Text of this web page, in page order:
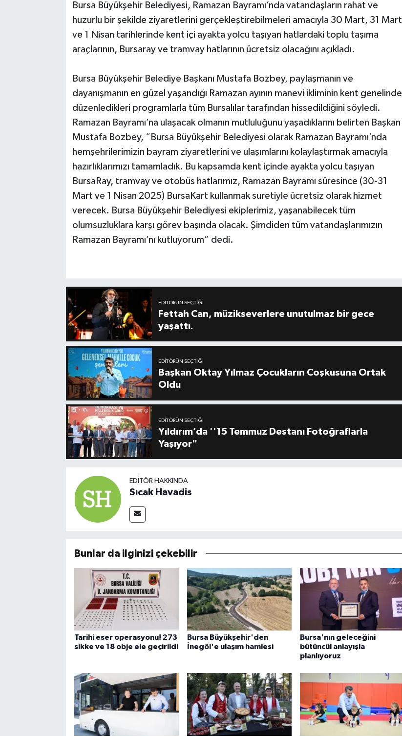
Bursa Büyükşehir Belediyesi, Ramazan Bayramı’nda vatandaşların rahat ve
huzurlu bir şekilde ziyaretlerini gerçekleştirebilmeleri amacıyla 30 Mart, 31 Mart
ve 1 Nisan tarihlerinde kent içi ayakta yolcu taşıyan hatlardaki toplu taşıma
araçlarının, Bursaray ve tramvay hatlarının ücretsiz olacağını açıkladı.
Bursa Büyükşehir Belediye Başkanı Mustafa Bozbey, paylaşmanın ve
dayanışmanın en güzel yaşandığı Ramazan ayının manevi ikliminin kent genelinde
düzenledikleri programlarla tüm Bursalılar tarafından hissedildiğini söyledi.
Ramazan Bayramı’na ulaşacak olmanın mutluluğunu yaşadıklarını belirten Başkan
Mustafa Bozbey, “Bursa Büyükşehir Belediyesi olarak Ramazan Bayramı’nda
hemşehrilerimizin bayram ziyaretlerini ve ulaşımlarını kolaylaştırmak amacıyla
hazırlıklarımızı tamamladık. Bu kapsamda kent içinde ayakta yolcu taşıyan
BursaRay, tramvay ve otobüs hatlarımız, Ramazan Bayramı süresince (30-31
Mart ve 1 Nisan 2025) BursaKart kullanmak suretiyle ücretsiz olarak hizmet
verecek. Bursa Büyükşehir Belediyesi ekiplerimiz, yaşanabilecek tüm
olumsuzluklara karşı görev başında olacak. Şimdiden tüm vatandaşlarımızın
Ramazan Bayramı’nı kutluyorum” dedi.
EDITÖRÜN SEÇTIĞI
Fettah Can, müzikseverlere unutulmaz bir gece
yaşattı.
EDITÖRÜN SEÇTIĞI
Başkan Oktay Yılmaz Çocukların Coşkusuna Ortak
Oldu
EDITÖRÜN SEÇTIĞI
Yıldırım’da ''15 Temmuz Destanı Fotoğraflarla
Yaşıyor"
EDITÖR HAKKINDA
Sıcak Havadis
Bunlar da ilginizi çekebilir
Tarihi eser operasyonu! 273
sikke ve 18 obje ele geçirildi
Bursa Büyükşehir'den
İnegöl'e ulaşım hamlesi
Bursa'nın geleceğini
bütüncül anlayışla
planlıyoruz